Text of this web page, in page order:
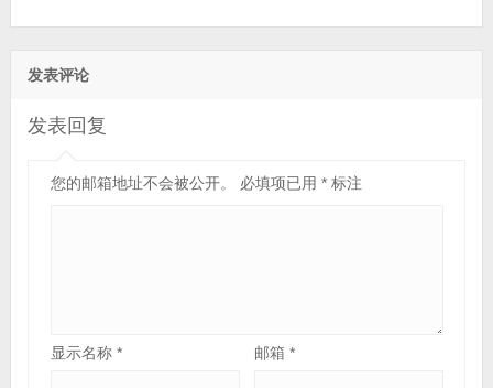
发表评论
发表回复
您的邮箱地址不会被公开。 必填项已用 *标注
显示名称 * 邮箱*